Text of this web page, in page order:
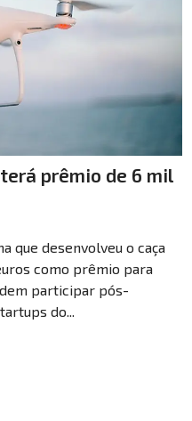
prêmio de 6 mil
que desenvolveu o caça
como prêmio para
participar pós-
do...